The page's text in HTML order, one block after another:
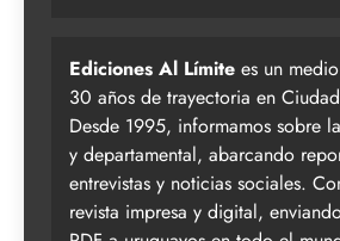
Ediciones Al Límite es un
30 años de trayectoria en
Desde 1995, informamos sobre
y departamental, abarcando
entrevistas y noticias sociales.
revista impresa y digital,